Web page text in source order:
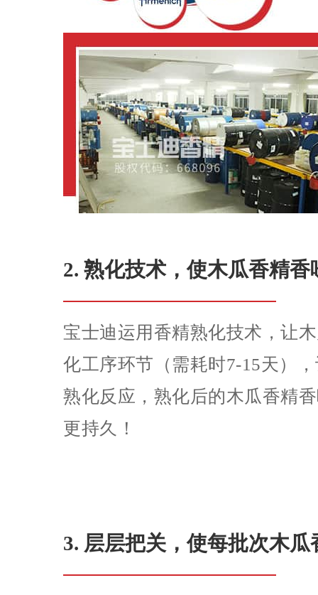
2. 熟化技术，使木瓜香精
宝士迪运用香精熟化技术，让
化工序环节（需耗时7-15天）
熟化反应，熟化后的木瓜香精
更持久！
3. 层层把关，使每批次木